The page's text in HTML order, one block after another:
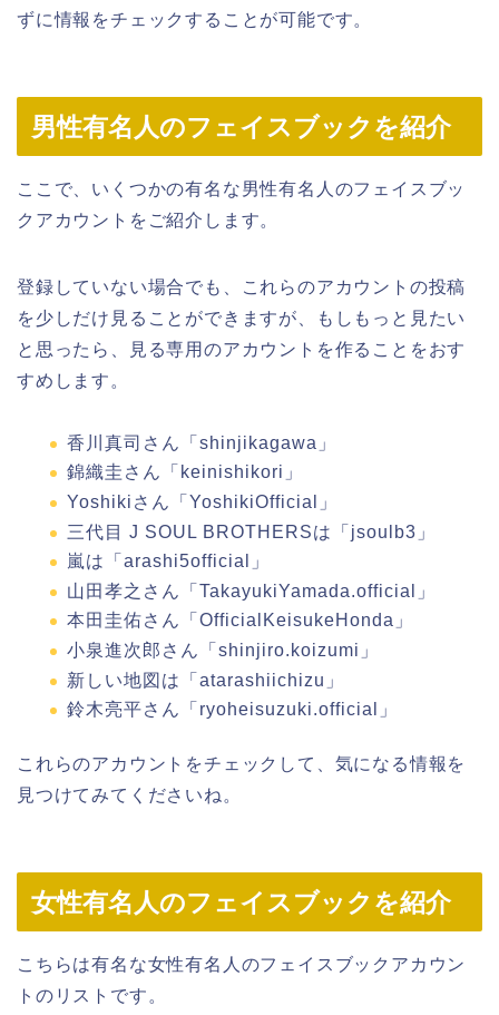
ずに情報をチェックすることが可能です。
男性有名人のフェイスブックを紹介
ここで、いくつかの有名な男性有名人のフェイスブッ
クアカウントをご紹介します。
登録していない場合でも、これらのアカウントの投稿
を少しだけ見ることができますが、もしもっと見たい
と思ったら、見る専用のアカウントを作ることをおす
すめします。
香川真司さん「shinjikagawa」
錦織圭さん「keinishikori」
Yoshikiさん「YoshikiOfficial」
三代目 J SOUL BROTHERSは「jsoulb3」
嵐は「arashi5official」
山田孝之さん「TakayukiYamada.official」
本田圭佑さん「OfficialKeisukeHonda」
小泉進次郎さん「shinjiro.koizumi」
新しい地図は「atarashiichizu」
鈴木亮平さん「ryoheisuzuki.official」
これらのアカウントをチェックして、気になる情報を
見つけてみてくださいね。
女性有名人のフェイスブックを紹介
こちらは有名な女性有名人のフェイスブックアカウン
トのリストです。